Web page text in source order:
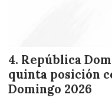
República
quinta posición
Domingo 2026